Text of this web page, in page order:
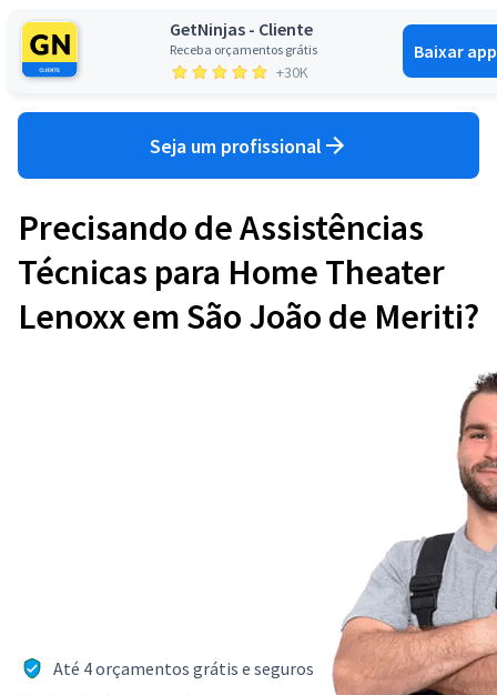
GetNinjas - Cliente
Receba orçamentos grátis
+30K
Baixar app
Seja um profissional
Precisando de Assistências
Técnicas para Home Theater
Lenoxx em São João de Meriti?
Até 4 orçamentos grátis e seguros